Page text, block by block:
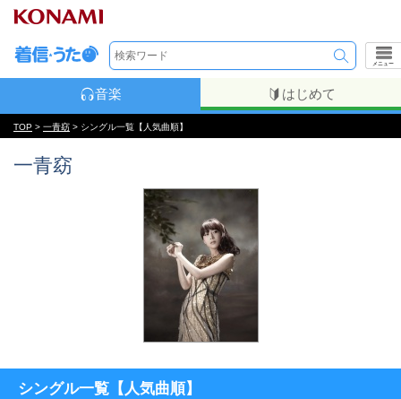
メニュー
音楽 はじめて
TOP > 一青窈 > シングル一覧【人気曲順】
一青窈
シングル一覧【人気曲順】